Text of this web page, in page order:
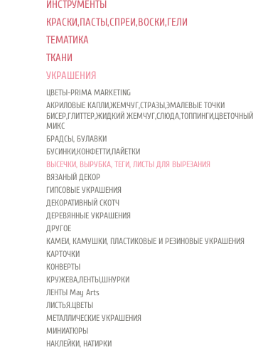
ИНСТРУМЕНТЫ
КРАСКИ,ПАСТЫ,СПРЕИ,ВОСКИ,ГЕЛИ
ТЕМАТИКА
ТКАНИ
УКРАШЕНИЯ
ЦВЕТЫ-PRIMA MARKETING
АКРИЛОВЫЕ КАПЛИ,ЖЕМЧУГ,СТРАЗЫ,ЭМАЛЕВЫЕ ТОЧКИ
БИСЕР,ГЛИТТЕР,ЖИДКИЙ ЖЕМЧУГ,СЛЮДА,ТОППИНГИ,ЦВЕТОЧНЫЙ
МИКС
БРАДСЫ, БУЛАВКИ
БУСИНКИ,КОНФЕТТИ,ПАЙЕТКИ
ВЫСЕЧКИ, ВЫРУБКА, ТЕГИ, ЛИСТЫ ДЛЯ ВЫРЕЗАНИЯ
ВЯЗАНЫЙ ДЕКОР
ГИПСОВЫЕ УКРАШЕНИЯ
ДЕКОРАТИВНЫЙ СКОТЧ
ДЕРЕВЯННЫЕ УКРАШЕНИЯ
ДРУГОЕ
КАМЕИ, КАМУШКИ, ПЛАСТИКОВЫЕ И РЕЗИНОВЫЕ УКРАШЕНИЯ
КАРТОЧКИ
КОНВЕРТЫ
КРУЖЕВА,ЛЕНТЫ,ШНУРКИ
ЛЕНТЫ May Arts
ЛИСТЬЯ.ЦВЕТЫ
МЕТАЛЛИЧЕСКИЕ УКРАШЕНИЯ
МИНИАТЮРЫ
НАКЛЕЙКИ, НАТИРКИ